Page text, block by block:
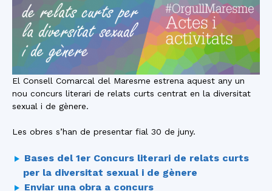
El Consell Comarcal del Maresme estrena aquest any un
nou concurs literari de relats curts centrat en la diversitat
sexual i de gènere.
Les obres s’han de presentar fial 30 de juny.
Bases del 1er Concurs literari de relats curts
per la diversitat sexual i de gènere
Enviar una obra a concurs